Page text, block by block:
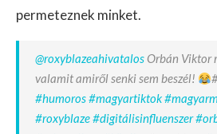
permeteznek minket.
@roxyblazeahivatalosOrbán Viktor
valamit amiről senki sem beszél!
#humoros#magyartiktok
#roxyblaze#digitálisinfluenszer